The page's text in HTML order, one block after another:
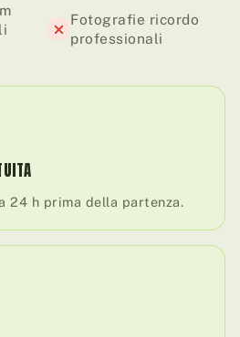
Fotografie ricordo
professionali
24 h prima della partenza.